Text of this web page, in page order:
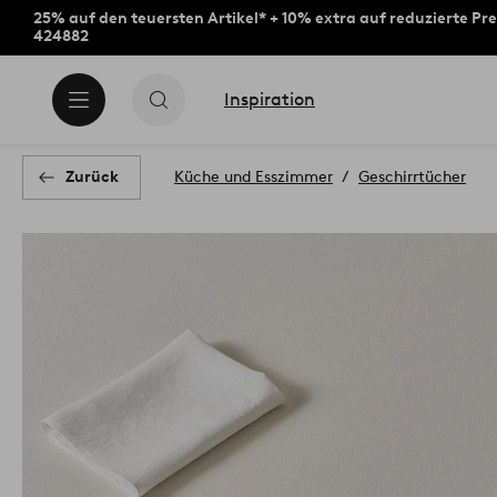
25% auf den teuersten Artikel* + 10% extra auf reduzierte
424882
Inspiration
Zurück Küche und Esszimmer Geschirrtücher